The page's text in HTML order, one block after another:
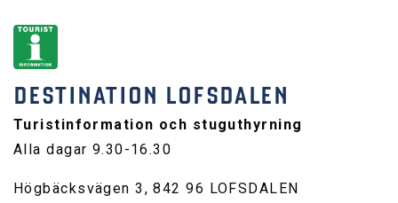
DESTINATION LOFSDALEN
Turistinformation och stuguthyrning
Alla dagar 9.30-16.30
Högbäcksvägen 3, 842 96 LOFSDALEN